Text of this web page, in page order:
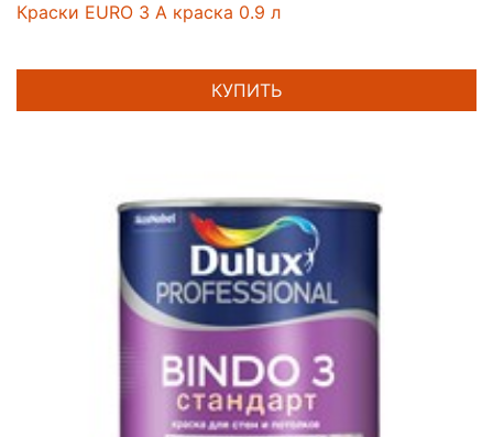
Краски EURO 3 A краска 0.9 л
КУПИТЬ